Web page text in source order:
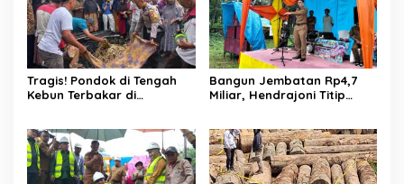
Tragis! Pondok di Tengah
Kebun Terbakar di
Bakar
Bangun Jembatan Rp4,7
Miliar, Hendrajoni Titip
Sembarangan